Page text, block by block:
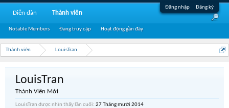
Đăng nhập Đăng ký
Thành viên LouisTran
LouisTran
Thành Viên Mới
LouisTran được nhìn thấy lần cuối: 27 Tháng mười 2014
Diễn đàn Thành viên
Notable Members Đang truy cập Hoạt động gần đây